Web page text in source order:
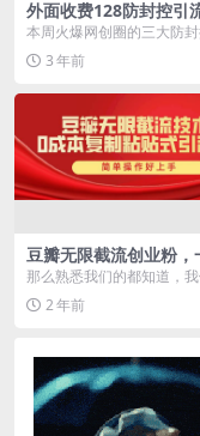
外面收费128防封控引
墙制作教程，火爆圈子
大防封控引流神器
本周火爆网创圈的三大防封
神器 1.双图防封控隐藏图
二维码 上...
3 年前
豆瓣无限截流创业粉，
作，卷死同行，简单操
手附赠全套工具
那么熟悉我们的都知道，我
非常倾向于这种老牌平台
流，并不是没人做了不...
2 年前